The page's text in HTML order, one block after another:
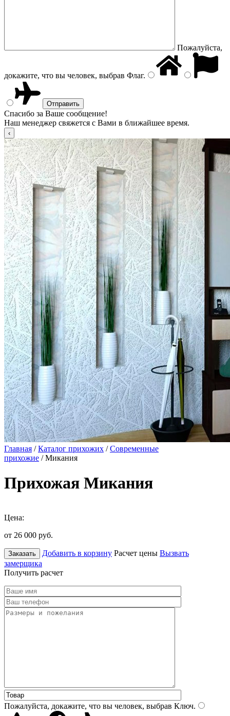
Пожалуйста,
докажите, что вы человек, выбрав Флаг.
Спасибо за Ваше сообщение!
Наш менеджер свяжется с Вами в ближайшее время.
Главная /Каталог прихожих /Современные
прихожие / Микания
Прихожая Микания
Цена:
от 26 000 руб.
Заказать Добавить в корзину Расчет цены Вызвать
замерщика
Получить расчет
Пожалуйста, докажите, что вы человек, выбрав Ключ.